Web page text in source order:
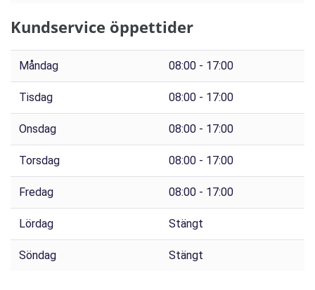
Kundservice öppettider
Måndag 08:00 - 17:00
Tisdag 08:00 - 17:00
Onsdag 08:00 - 17:00
Torsdag 08:00 - 17:00
Fredag 08:00 - 17:00
Lördag Stängt
Söndag Stängt